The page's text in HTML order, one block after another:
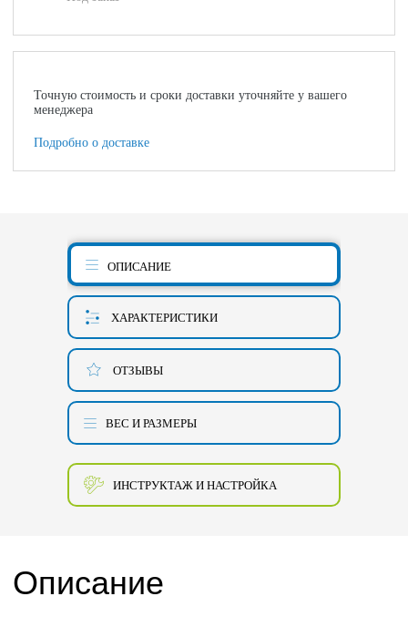
Точную стоимость и сроки доставки уточняйте у вашего
менеджера
Подробно о доставке
ОПИСАНИЕ
ХАРАКТЕРИСТИКИ
ОТЗЫВЫ
ВЕС И РАЗМЕРЫ
ИНСТРУКТАЖ И НАСТРОЙКА
Описание